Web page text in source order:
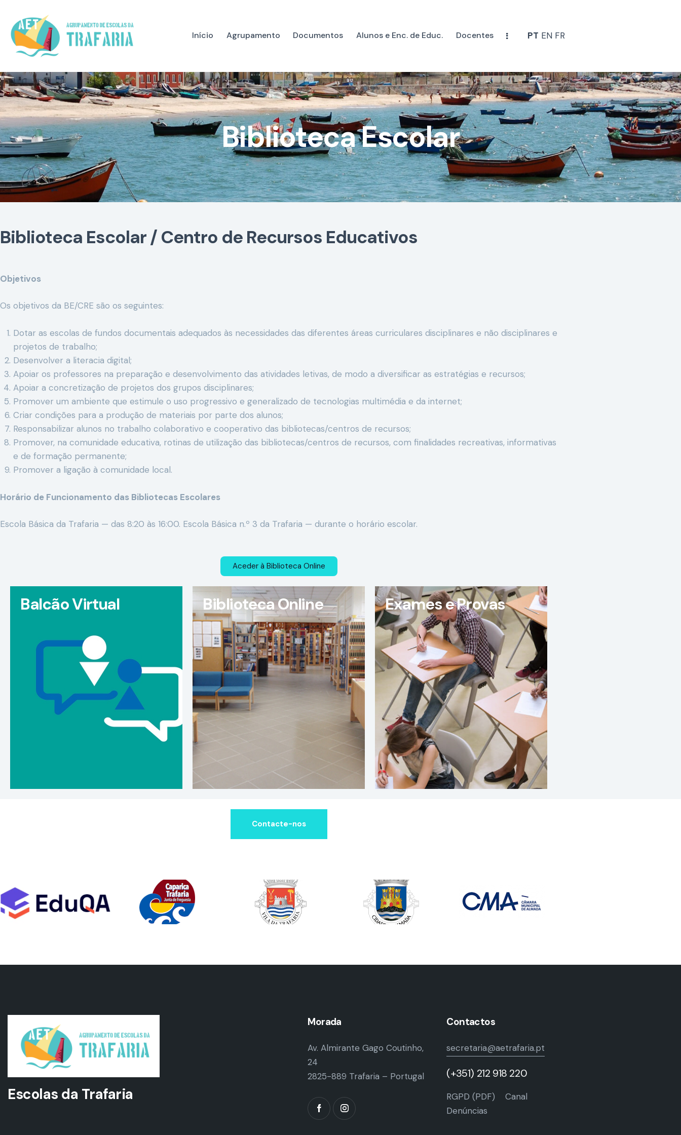
Início Agrupamento Documentos Alunos e Enc. de Educ. Docentes PT EN FR
Biblioteca Escolar
Biblioteca Escolar / Centro de Recursos Educativos
Objetivos
Os objetivos da BE/CRE são os seguintes:
Dotar as escolas de fundos documentais adequados às necessidades das diferentes áreas curriculares disciplinares e não disciplinares e
projetos de trabalho;
Desenvolver a literacia digital;
Apoiar os professores na preparação e desenvolvimento das atividades letivas, de modo a diversificar as estratégias e recursos;
Apoiar a concretização de projetos dos grupos disciplinares;
Promover um ambiente que estimule o uso progressivo e generalizado de tecnologias multimédia e da internet;
Criar condições para a produção de materiais por parte dos alunos;
Responsabilizar alunos no trabalho colaborativo e cooperativo das bibliotecas/centros de recursos;
Promover, na comunidade educativa, rotinas de utilização das bibliotecas/centros de recursos, com finalidades recreativas, informativas
e de formação permanente;
Promover a ligação à comunidade local.
Horário de Funcionamento das Bibliotecas Escolares
Escola Básica da Trafaria — das 8:20 às 16:00. Escola Básica n.º 3 da Trafaria — durante o horário escolar.
Aceder à Biblioteca Online
Balcão Virtual Biblioteca Online Exames e Provas
Contacte-nos
Escolas da Trafaria
Morada
Av. Almirante Gago Coutinho,
24
2825-889 Trafaria – Portugal
Contactos
secretaria@aetrafaria.pt
(+351) 212 918 220
RGPD (PDF)
Canal
Denúncias